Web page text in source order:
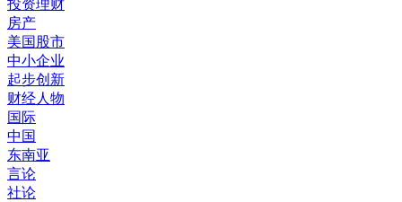
投资理财
房产
美国股市
中小企业
起步创新
财经人物
国际
中国
东南亚
言论
社论